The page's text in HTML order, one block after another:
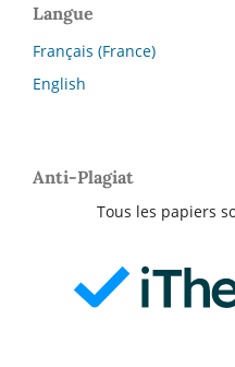
Langue
Français (France)
English
Anti-Plagiat
Tous les papiers